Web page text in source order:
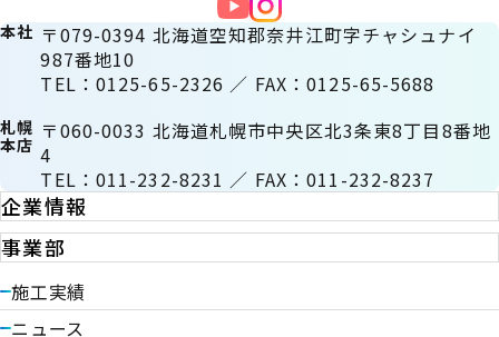
本社 〒079-0394 北海道空知郡奈井江町字チャシュナイ
987番地10
TEL：0125-65-2326 ／ FAX：0125-65-5688
札幌
本店
〒060-0033 北海道札幌市中央区北3条東8丁目8番地
4
TEL：011-232-8231 ／ FAX：011-232-8237
企業情報
事業部
施工実績
ニュース